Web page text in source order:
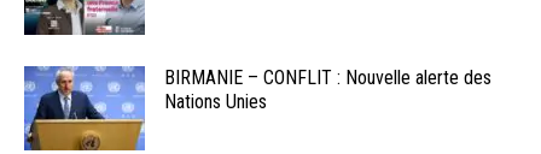
BIRMANIE – CONFLIT : Nouvelle alerte des
Nations Unies